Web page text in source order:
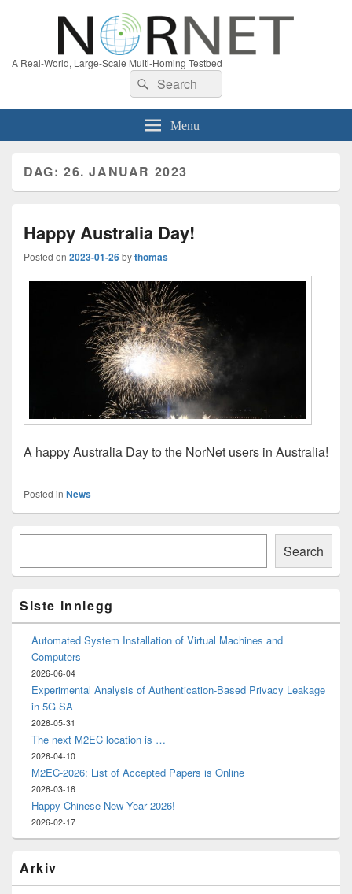
A Real-World, Large-Scale Multi-Homing Testbed
Search
for:
Search
Menu
DAG: 26. JANUAR 2023
Happy Australia Day!
Posted on 2023-01-26bythomas
A happy Australia Day to the NorNet users in Australia!
Posted in News
Primary
Area
Search
Siste innlegg
Automated System Installation of Virtual Machines and
Computers
2026-06-04
Experimental Analysis of Authentication-Based Privacy Leakage
in 5G SA
2026-05-31
The next M2EC location is …
2026-04-10
M2EC-2026: List of Accepted Papers is Online
2026-03-16
Happy Chinese New Year 2026!
2026-02-17
Arkiv